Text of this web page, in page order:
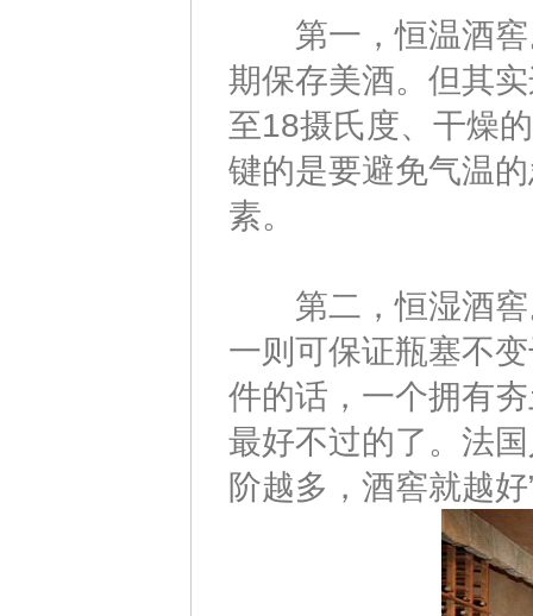
第一，恒温酒窖
期保存美酒。但其
至18摄氏度、干燥
键的是要避免气温
素。
第二，恒湿酒窖
一则可保证瓶塞不
件的话，一个拥有
最好不过的了。法
阶越多，酒窖就越好